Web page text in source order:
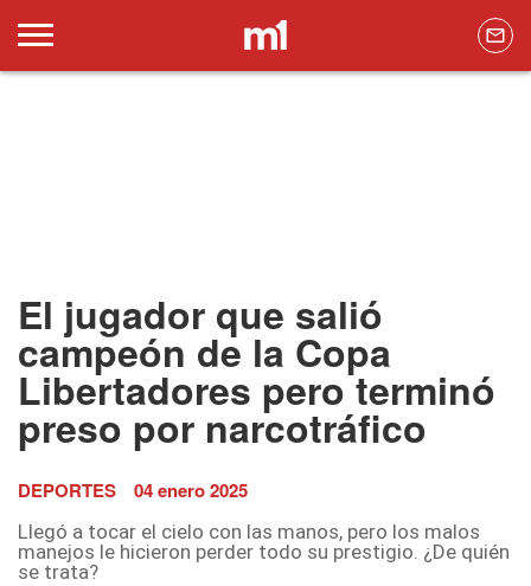
El jugador que salió
campeón de la Copa
Libertadores pero terminó
preso por narcotráfico
DEPORTES 04 enero 2025
Llegó a tocar el cielo con las manos, pero los malos
manejos le hicieron perder todo su prestigio. ¿De quién
se trata?